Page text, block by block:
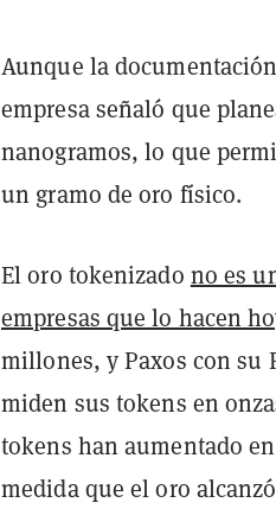
Aunque la
empresa señaló que
nanogramos, lo que
un gramo de oro físico.
El oro tokenizado no es
empresas que lo hacen
millones, y Paxos con su
miden sus tokens en
tokens han aumentado
medida que el oro